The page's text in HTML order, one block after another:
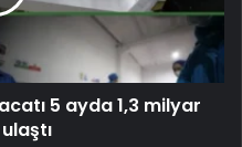
5 ayda 1,3 milyar